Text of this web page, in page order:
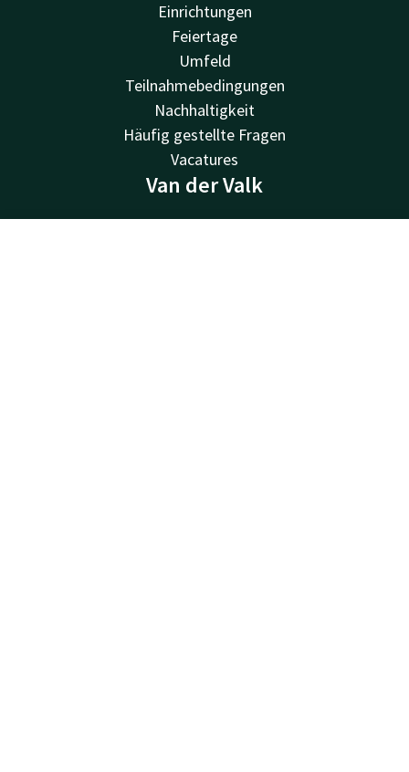
Einrichtungen
Feiertage
Umfeld
Teilnahmebedingungen
Nachhaltigkeit
Häufig gestellte Fragen
Vacatures
Van der Valk
Van der Valk